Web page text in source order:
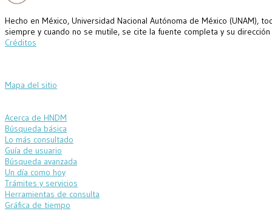
Hecho en México, Universidad Nacional Autónoma de México
siempre y cuando no se mutile, se cite la fuente completa y su
Créditos
Mapa del sitio
Acerca de HNDM
Búsqueda básica
Lo más consultado
Guía de usuario
Búsqueda avanzada
Un día como hoy
Trámites y servicios
Herramientas de consulta
Gráfica de tiempo